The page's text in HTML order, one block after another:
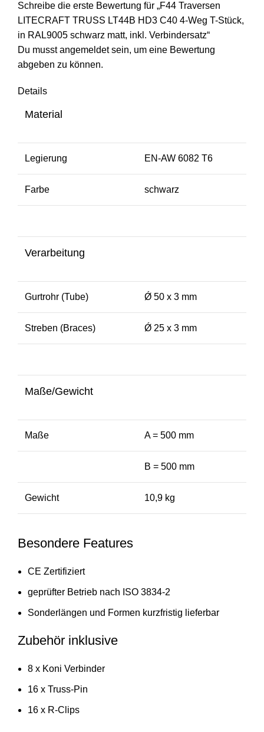
Schreibe die erste Bewertung für „F44 Traversen
LITECRAFT TRUSS LT44B HD3 C40 4-Weg T-Stück,
in RAL9005 schwarz matt, inkl. Verbindersatz“
Du musstangemeldetsein, um eine Bewertung
abgeben zu können.
Details
Material
Legierung EN-AW 6082 T6
Farbe schwarz
Verarbeitung
Gurtrohr (Tube) Ǿ 50 x 3 mm
Streben (Braces) Ǿ 25 x 3 mm
Maße/Gewicht
Maße A = 500 mm
B = 500 mm
Gewicht 10,9 kg
Besondere Features
CE Zertifiziert
geprüfter Betrieb nach ISO 3834-2
Sonderlängen und Formen kurzfristig lieferbar
Zubehör inklusive
8 x Koni Verbinder
16 x Truss-Pin
16 x R-Clips